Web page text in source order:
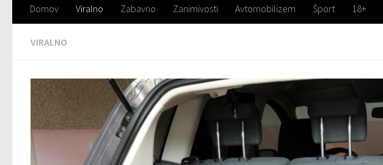
Domov Viralno Zabavno Zanimivosti Avtomobilizem Šport 18+
VIRALNO